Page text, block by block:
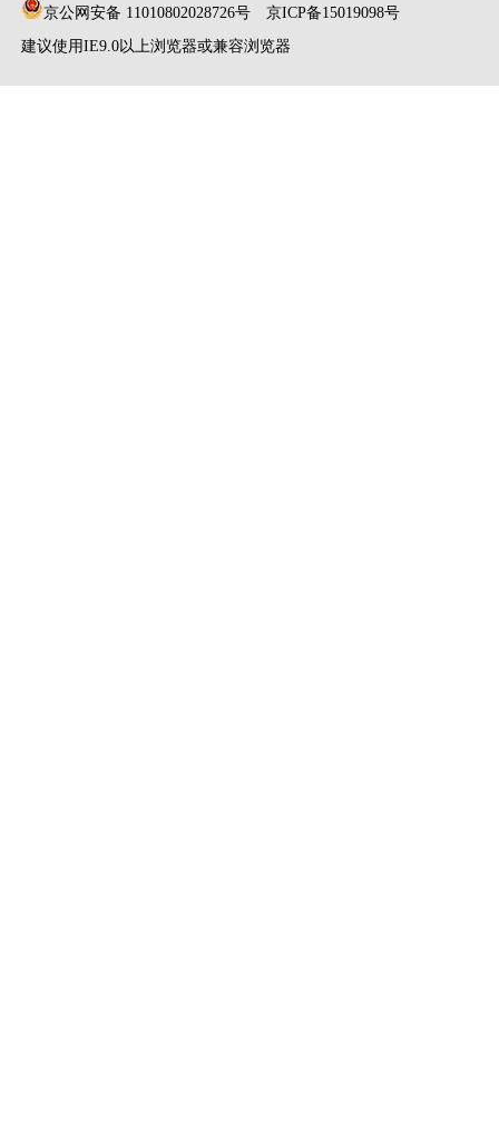
京公网安备 11010802028726号
京ICP备15019098号
建议使用IE9.0以上浏览器或兼容浏览器